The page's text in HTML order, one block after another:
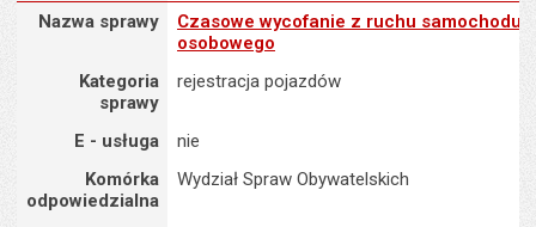
Nazwa sprawy : Czasowe wycofanie z ruchu samochodu
Nazwa sprawy
Czasowe wycofanie z ruchu samochodu
osobowego
Kategoria
sprawy
rejestracja pojazdów
E - usługa
nie
Komórka
odpowiedzialna
Wydział Spraw Obywatelskich